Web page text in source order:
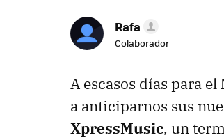
Rafa
Colaborador
A escasos días para el
a anticiparnos sus
XpressMusic, un